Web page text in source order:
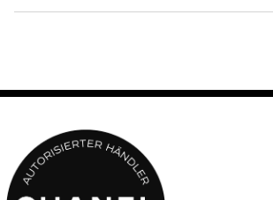
ihr Feuchtigkeit.